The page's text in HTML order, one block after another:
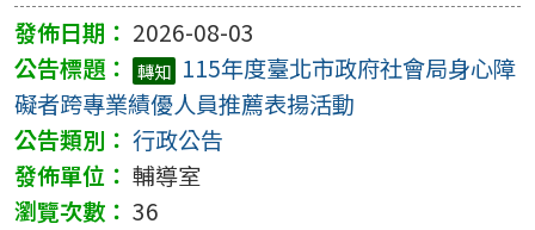
2026-08-03
轉知 115年度臺北市政府社會局身心障
礙者跨專業績優人員推薦表揚活動
行政公告
輔導室
36